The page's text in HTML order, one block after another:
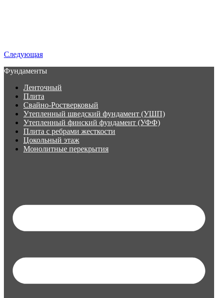
Следующая
Фундаменты
Ленточный
Плита
Свайно-Ростверковый
Утепленный шведский фундамент (УШП)
Утепленный финский фундамент (УФФ)
Плита с ребрами жесткости
Цокольный этаж
Монолитные перекрытия